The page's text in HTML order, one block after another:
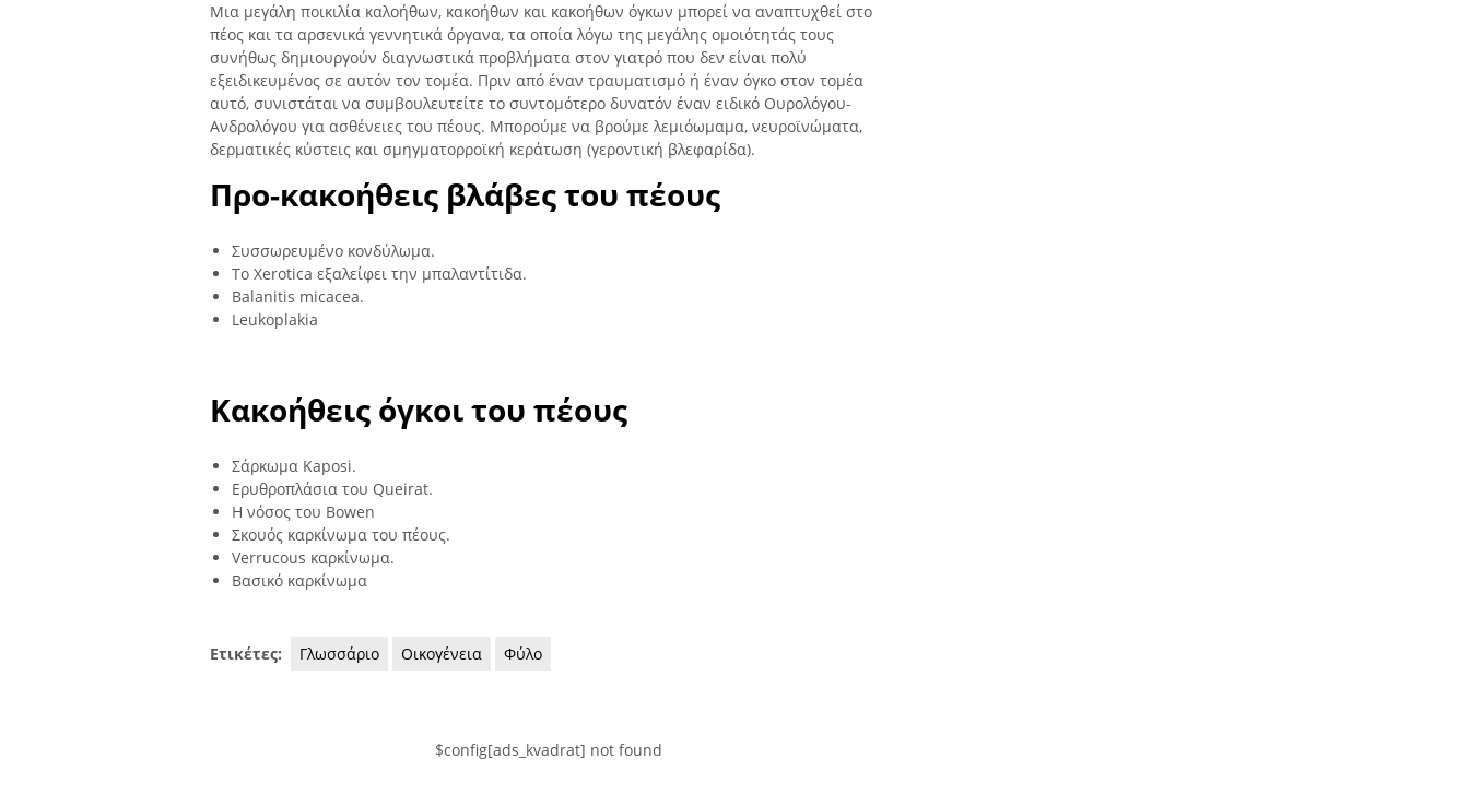
Μια μεγάλη ποικιλία καλοήθων, κακοήθων και κακοήθων όγκων μπορεί να αναπτυχθεί στο
πέος και τα αρσενικά γεννητικά όργανα, τα οποία λόγω της μεγάλης ομοιότητάς τους
συνήθως δημιουργούν διαγνωστικά προβλήματα στον γιατρό που δεν είναι πολύ
εξειδικευμένος σε αυτόν τον τομέα. Πριν από έναν τραυματισμό ή έναν όγκο στον τομέα
αυτό, συνιστάται να συμβουλευτείτε το συντομότερο δυνατόν έναν ειδικό Ουρολόγου-
Ανδρολόγου για ασθένειες του πέους. Μπορούμε να βρούμε λεμιόωμαμα, νευροϊνώματα,
δερματικές κύστεις και σμηγματορροϊκή κεράτωση (γεροντική βλεφαρίδα).
Προ-κακοήθεις βλάβες του πέους
Συσσωρευμένο κονδύλωμα.
Το Xerotica εξαλείφει την μπαλαντίτιδα.
Balanitis micacea.
Leukoplakia
Κακοήθεις όγκοι του πέους
Σάρκωμα Kaposi.
Ερυθροπλάσια του Queirat.
Η νόσος του Bowen
Σκουός καρκίνωμα του πέους.
Verrucous καρκίνωμα.
Βασικό καρκίνωμα
Ετικέτες: Γλωσσάριο Οικογένεια Φύλο
$config[ads_kvadrat] not found